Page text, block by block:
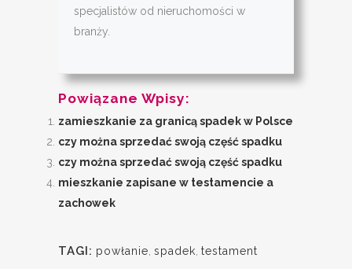
specjalistów od nieruchomości w
branży.
Powiązane Wpisy:
zamieszkanie za granicą spadek w Polsce
czy można sprzedać swoją część spadku
czy można sprzedać swoją część spadku
mieszkanie zapisane w testamencie a
zachowek
TAGI: powłanie, spadek, testament